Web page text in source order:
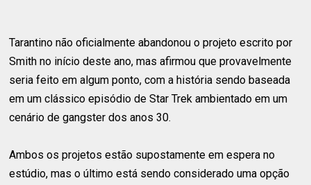
Tarantino não oficialmente abandonou o projeto escrito por
Smith no início deste ano, mas afirmou que provavelmente
seria feito em algum ponto, com a história sendo baseada
em um clássico episódio de Star Trek ambientado em um
cenário de gangster dos anos 30.
Ambos os projetos estão supostamente em espera no
estúdio, mas o último está sendo considerado uma opção